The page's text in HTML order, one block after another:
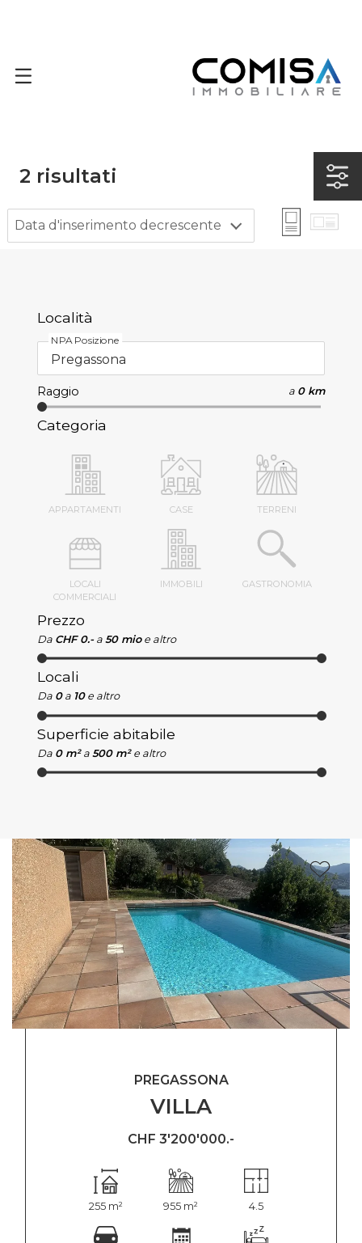
2 risultati
Data d'inserimento decrescente
Località
NPA Posizione
Raggio a 0 km
Categoria
APPARTAMENTI CASE TERRENI
LOCALI
COMMERCIALI
IMMOBILI GASTRONOMIA
Prezzo
Da CHF 0.- a 50 mio e altro
Locali
Da 0 a 10 e altro
Superficie abitabile
Da 0 m² a 500 m² e altro
VILLA
PREGASSONA
CHF 3'200'000.-
255 m² 955 m² 4.5